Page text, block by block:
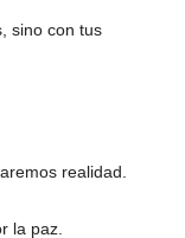
sino con tus
realidad.
la paz.